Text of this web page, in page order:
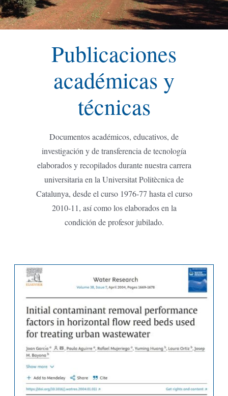
Publicaciones
académicas y
técnicas
Documentos académicos, educativos, de
investigación y de transferencia de tecnología
elaborados y recopilados durante nuestra carrera
universitaria en la Universitat Politècnica de
Catalunya, desde el curso 1976-77 hasta el curso
2010-11, así como los elaborados en la
condición de profesor jubilado.